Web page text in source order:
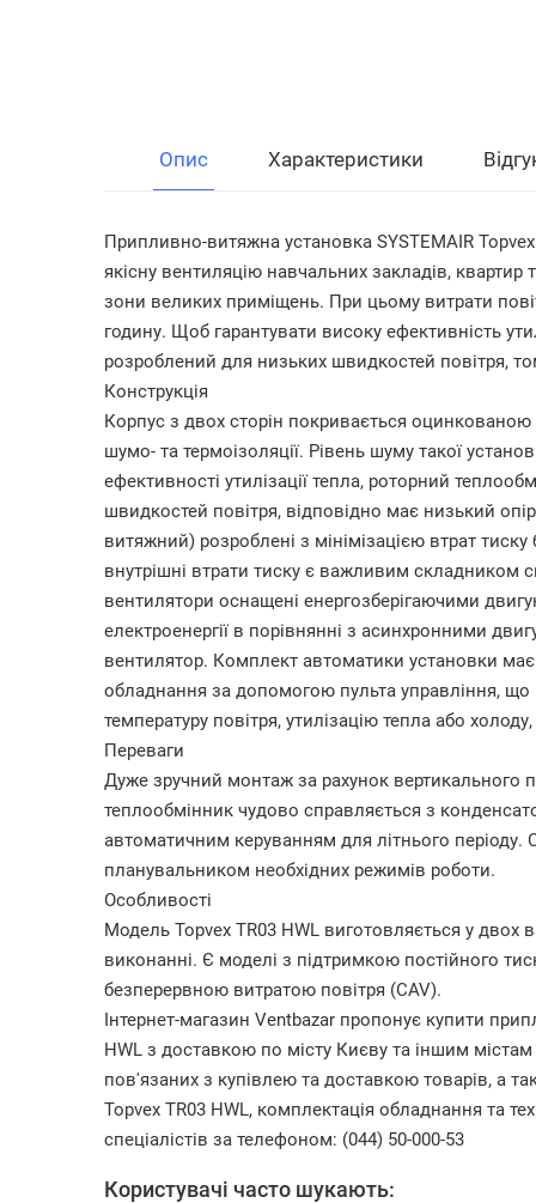
Опис Характеристики
Припливно-витяжна установка SYSTEMAIR
якісну вентиляцію навчальних закладів,
зони великих приміщень. При цьому витрати
годину. Щоб гарантувати високу ефективність
розроблений для низьких швидкостей повітря,
Конструкція
Корпус з двох сторін покривається
шумо- та термоізоляції. Рівень шуму такої
ефективності утилізації тепла, роторний
швидкостей повітря, відповідно має низький
витяжний) розроблені з мінімізацією втрат тиску
внутрішні втрати тиску є важливим складником
вентилятори оснащені енергозберігаючими
електроенергії в порівнянні з асинхронними
вентилятор. Комплект автоматики установки має
обладнання за допомогою пульта управління, що
температуру повітря, утилізацію тепла або
Переваги
Дуже зручний монтаж за рахунок вертикального
теплообмінник чудово справляється з
автоматичним керуванням для літнього
планувальником необхідних режимів роботи.
Особливості
Модель Topvex TR03 HWL виготовляється у двох
виконанні. Є моделі з підтримкою постійного
безперервною витратою повітря (CAV).
Інтернет-магазин Ventbazar пропонує купити
HWL з доставкою по місту Києву та іншим містам
пов'язаних з купівлею та доставкою товарів, а
Topvex TR03 HWL, комплектація обладнання та
спеціалістів за телефоном: (044) 50-000-53
Користувачі часто шукають: